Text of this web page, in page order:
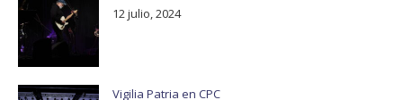
12 julio, 2024
Vigilia Patria en CPC